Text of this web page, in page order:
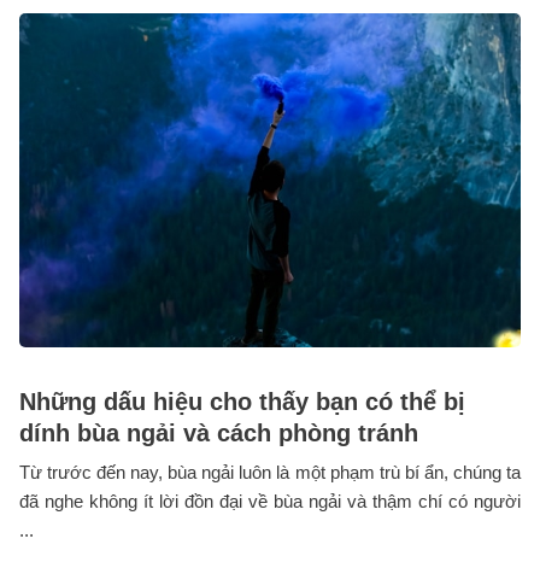
Những dấu hiệu cho thấy bạn có thể bị
dính bùa ngải và cách phòng tránh
Từ trước đến nay, bùa ngải luôn là một phạm trù bí ẩn, chúng ta
đã nghe không ít lời đồn đại về bùa ngải và thậm chí có người
...